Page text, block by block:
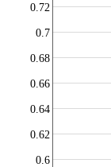
0.6
0.62
0.64
0.66
0.68
0.7
0.72